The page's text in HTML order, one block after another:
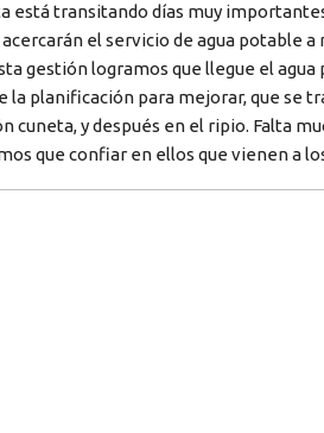
está transitando días muy
el servicio de agua potable
gestión logramos que llegue el
la planificación para mejorar, que se
cuneta, y después en el ripio. Falta
que confiar en ellos que vienen a